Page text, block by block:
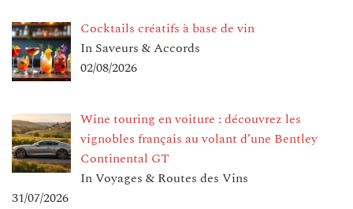
Cocktails créatifs à base de vin
In Saveurs & Accords
02/08/2026
Wine touring en voiture : découvrez les
vignobles français au volant d’une Bentley
Continental GT
In Voyages & Routes des Vins
31/07/2026